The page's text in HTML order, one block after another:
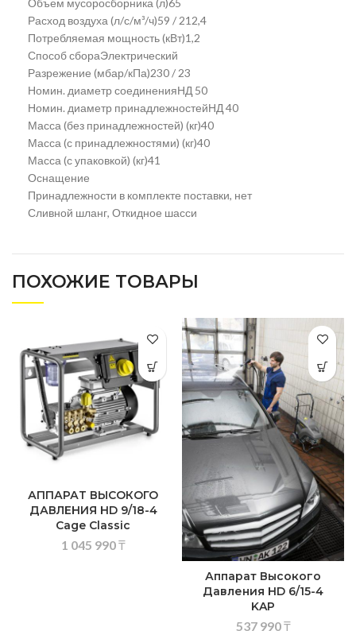
Расход воздуха (л/с/м³/ч)59 / 212,4
Потребляемая мощность (кВт)1,2
Способ сбораЭлектрический
Разрежение (мбар/кПа)230 / 23
Номин. диаметр соединенияНД 50
Номин. диаметр принадлежностейНД 40
Масса (без принадлежностей) (кг)40
Масса (с принадлежностями) (кг)40
Масса (с упаковкой) (кг)41
Оснащение
Принадлежности в комплекте поставки, нет
Сливной шланг, Откидное шасси
ПОХОЖИЕ ТОВАРЫ
АППАРАТ ВЫСОКОГО
ДАВЛЕНИЯ HD 9/18-4
Cage Classic
1 045 990₸
Аппарат Высокого
Давления HD 6/15-4
KAP
537 990₸